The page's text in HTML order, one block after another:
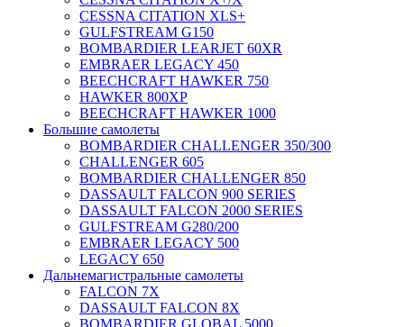
CESSNA CITATION XLS+
GULFSTREAM G150
BOMBARDIER LEARJET 60XR
EMBRAER LEGACY 450
BEECHCRAFT HAWKER 750
HAWKER 800XP
BEECHCRAFT HAWKER 1000
Большие самолеты
BOMBARDIER CHALLENGER 350/300
CHALLENGER 605
BOMBARDIER CHALLENGER 850
DASSAULT FALCON 900 SERIES
DASSAULT FALCON 2000 SERIES
GULFSTREAM G280/200
EMBRAER LEGACY 500
LEGACY 650
Дальнемагистральные самолеты
FALCON 7X
DASSAULT FALCON 8X
BOMBARDIER GLOBAL 5000